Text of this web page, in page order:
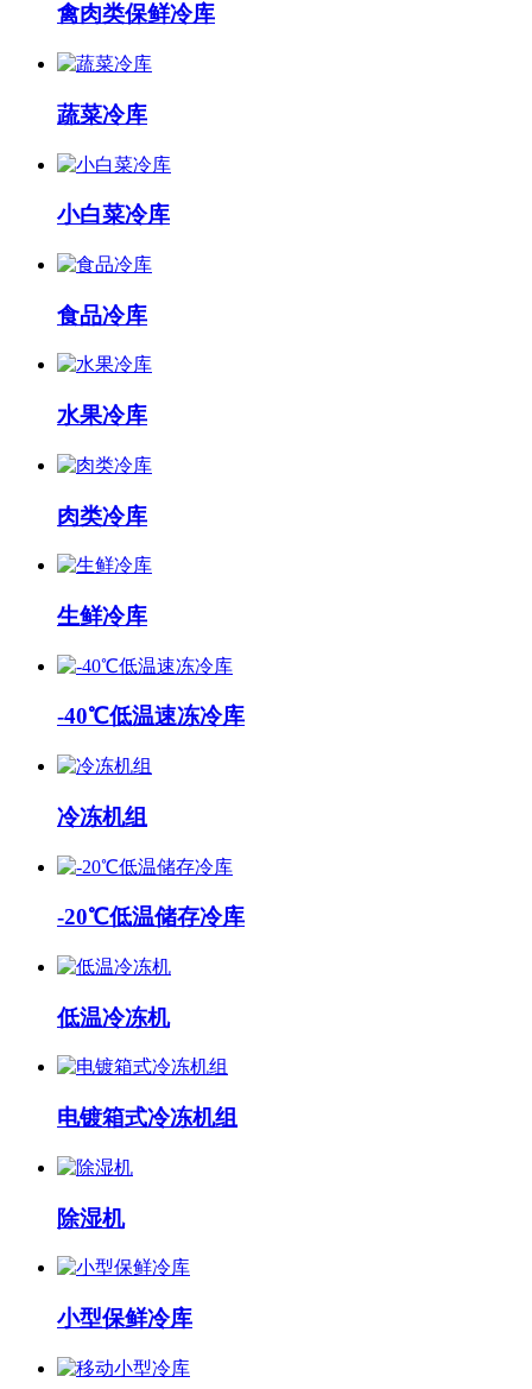
禽肉类保鲜冷库
蔬菜冷库
小白菜冷库
食品冷库
水果冷库
肉类冷库
生鲜冷库
-40℃低温速冻冷库
冷冻机组
-20℃低温储存冷库
低温冷冻机
电镀箱式冷冻机组
除湿机
小型保鲜冷库